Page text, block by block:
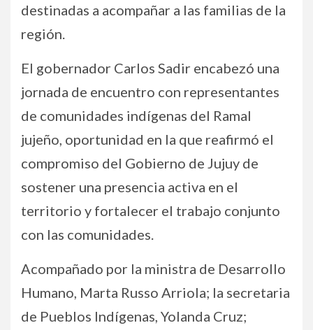
destinadas a acompañar a las familias de la
región.
El gobernador Carlos Sadir encabezó una
jornada de encuentro con representantes
de comunidades indígenas del Ramal
jujeño, oportunidad en la que reafirmó el
compromiso del Gobierno de Jujuy de
sostener una presencia activa en el
territorio y fortalecer el trabajo conjunto
con las comunidades.
Acompañado por la ministra de Desarrollo
Humano, Marta Russo Arriola; la secretaria
de Pueblos Indígenas, Yolanda Cruz;